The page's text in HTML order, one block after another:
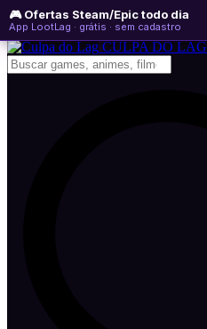
🎮 Ofertas Steam/Epic todo dia
App LootLag · grátis · sem cadastro
sexta-feira, 07 de agosto de 2026
Newsletter
CULPA DO LAG